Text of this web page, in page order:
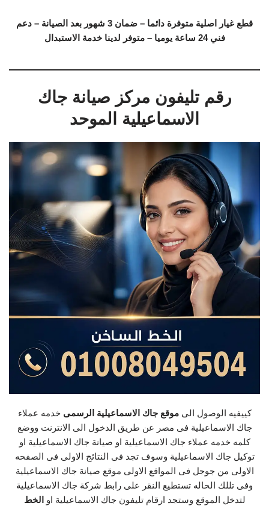
قطع غيار اصلية متوفرة دائما – ضمان 3 شهور بعد الصيانة – دعم
فني 24 ساعة يوميا – متوفر لدينا خدمة الاستبدال
رقم تليفون مركز صيانة جاك
الاسماعيلية الموحد
كييفيه الوصول الىموقع جاك الاسماعيلية الرسمى خدمه عملاء
جاك الاسماعيلية فى مصر عن طريق الدخول الى الانترنت ووضع
كلمه خدمه عملاء جاك الاسماعيلية او صيانة جاك الاسماعيلية او
توكيل جاك الاسماعيلية وسوف تجد فى النتائج الاولى فى الصفحه
الاولى من جوجل فى المواقع الاولى موقع صيانة جاك الاسماعيلية
وفى تللك الحاله تستطيع النقر على رابط شركة جاك الاسماعيلية
لتدخل الموقع وستجد ارقام تليفون جاك الاسماعيلية او الخط